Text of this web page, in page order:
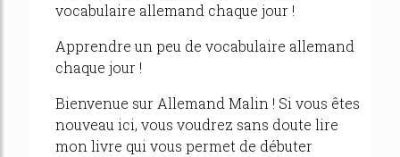
vocabulaire allemand chaque jour !
Apprendre un peu de vocabulaire allemand
chaque jour !
Bienvenue sur Allemand Malin ! Si vous êtes
nouveau ici, vous voudrez sans doute lire
mon livre qui vous permet de débuter